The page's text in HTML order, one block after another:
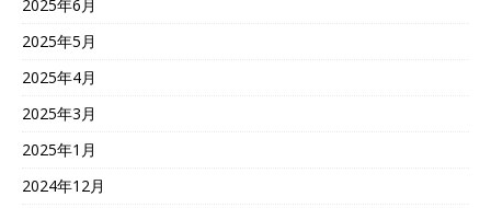
2025年6月
2025年5月
2025年4月
2025年3月
2025年1月
2024年12月